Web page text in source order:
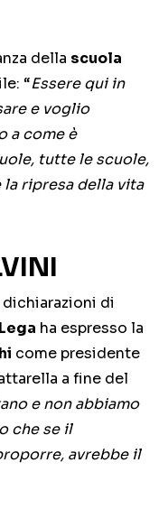
della scuola
“Essere qui in
e voglio
a come è
tutte le scuole,
ripresa della vita
di
Lega ha espresso la
come presidente
a fine del
e non abbiamo
che se il
avrebbe il